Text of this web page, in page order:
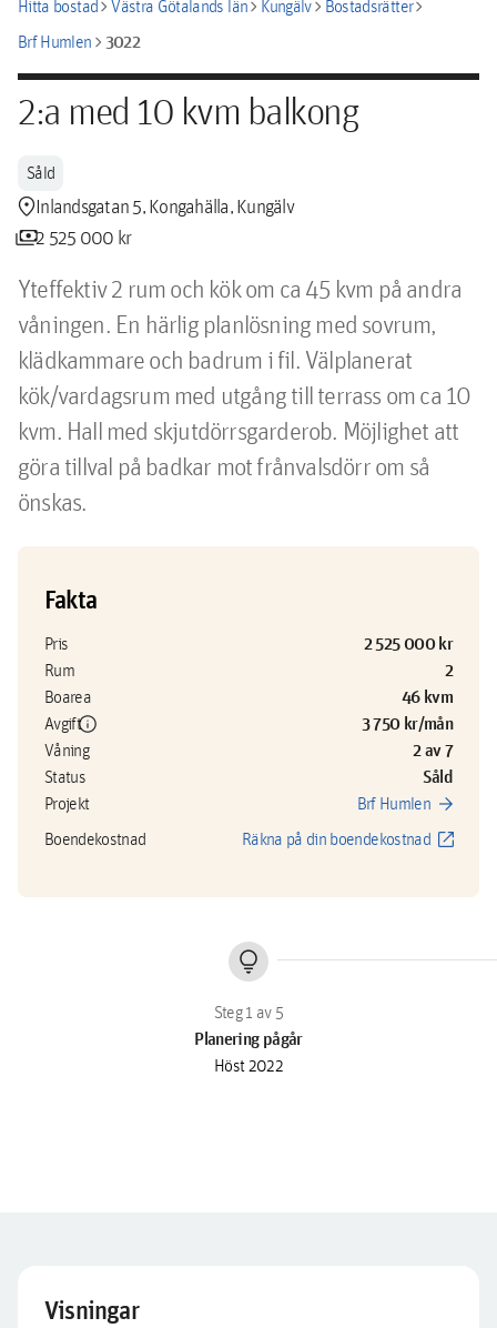
Hitta bostadchevron_rightVästra Götalands länchevron_rightKungälvchevron_rightBostadsrätterchevron_right
Brf Humlenchevron_right3022
2:a med 10 kvm balkong
Såld
location_pinInlandsgatan 5, Kongahälla, Kungälv
payments2 525 000 kr
Yteffektiv 2 rum och kök om ca 45 kvm på andra
våningen. En härlig planlösning med sovrum,
klädkammare och badrum i fil. Välplanerat
kök/vardagsrum med utgång till terrass om ca 10
kvm. Hall med skjutdörrsgarderob. Möjlighet att
göra tillval på badkar mot frånvalsdörr om så
önskas.
Fakta
Pris 2 525 000 kr
Rum 2
Boarea 46 kvm
Avgiftinfo 3 750 kr/mån
Våning 2 av 7
Status Såld
Projekt Brf Humlen arrow_forward
Boendekostnad Räkna på din boendekostnad open_in_new
lightbulb
Planering pågår
Höst 2022
Visningar